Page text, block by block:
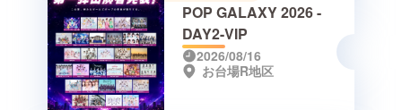
POP GALAXY 2026 -
DAY2-VIP
2026/08/16
お台場R地区